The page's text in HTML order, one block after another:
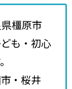
橿原市
も・初心
・桜井